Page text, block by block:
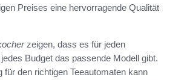
Preises eine hervorragende Qualität
zeigen, dass es für jeden
Budget das passende Modell gibt.
für den richtigen Teeautomaten kann